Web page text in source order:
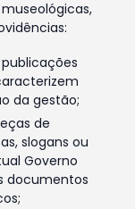
da gestão;
de
slogans ou
Governo
documentos